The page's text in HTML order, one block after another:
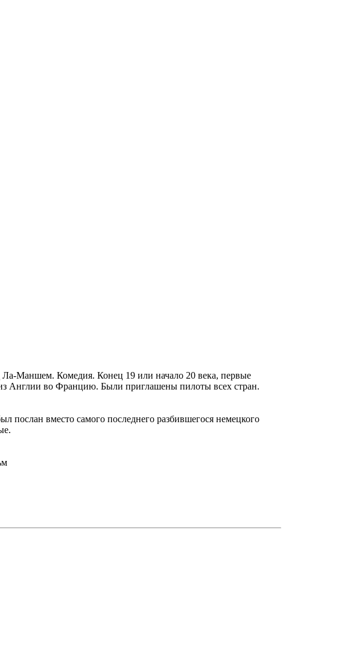
Маншем. Комедия. Конец 19 или начало 20 века, первые
Англии во Францию. Были приглашены пилоты всех стран.
вместо самого последнего разбившегося немецкого